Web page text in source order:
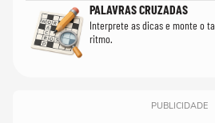
PALAVRAS CRUZADAS
Interprete as dicas e monte o
ritmo.
PUBLICIDADE